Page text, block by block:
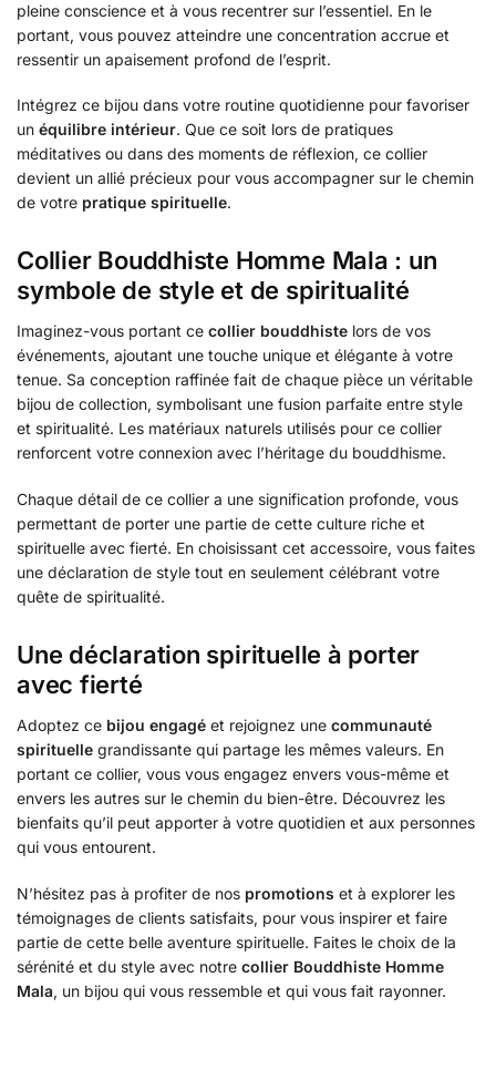
pleine conscience et à vous recentrer sur l’essentiel. En le
portant, vous pouvez atteindre une concentration accrue et
ressentir un apaisement profond de l’esprit.
Intégrez ce bijou dans votre routine quotidienne pour favoriser
un équilibre intérieur. Que ce soit lors de pratiques
méditatives ou dans des moments de réflexion, ce collier
devient un allié précieux pour vous accompagner sur le chemin
de votre pratique spirituelle.
Collier Bouddhiste Homme Mala : un
symbole de style et de spiritualité
Imaginez-vous portant ce collier bouddhiste lors de vos
événements, ajoutant une touche unique et élégante à votre
tenue. Sa conception raffinée fait de chaque pièce un véritable
bijou de collection, symbolisant une fusion parfaite entre style
et spiritualité. Les matériaux naturels utilisés pour ce collier
renforcent votre connexion avec l’héritage du bouddhisme.
Chaque détail de ce collier a une signification profonde, vous
permettant de porter une partie de cette culture riche et
spirituelle avec fierté. En choisissant cet accessoire, vous faites
une déclaration de style tout en seulement célébrant votre
quête de spiritualité.
Une déclaration spirituelle à porter
avec fierté
Adoptez ce bijou engagé et rejoignez une communauté
spirituelle grandissante qui partage les mêmes valeurs. En
portant ce collier, vous vous engagez envers vous-même et
envers les autres sur le chemin du bien-être. Découvrez les
bienfaits qu’il peut apporter à votre quotidien et aux personnes
qui vous entourent.
N’hésitez pas à profiter de nos promotions et à explorer les
témoignages de clients satisfaits, pour vous inspirer et faire
partie de cette belle aventure spirituelle. Faites le choix de la
sérénité et du style avec notre collier Bouddhiste Homme
Mala, un bijou qui vous ressemble et qui vous fait rayonner.